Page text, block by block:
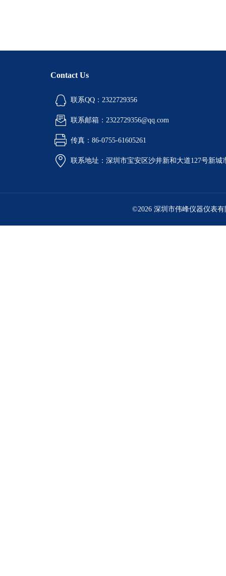
Contact Us
联系QQ：2322729356
联系邮箱：2322729356@qq.com
传真：86-0755-61605261
联系地址：深圳市宝安区沙井新和大道127号新城
©2026 深圳市伟峰仪器仪表